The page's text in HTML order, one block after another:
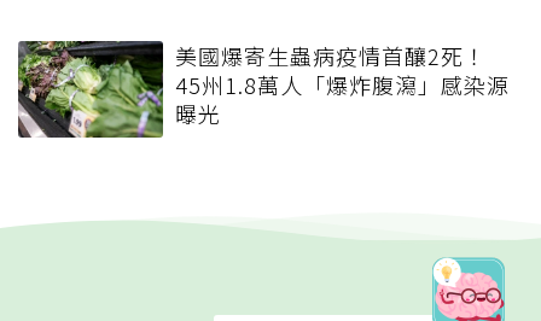
美國爆寄生蟲病疫情首釀2死！
45州1.8萬人「爆炸腹瀉」感染源
曝光